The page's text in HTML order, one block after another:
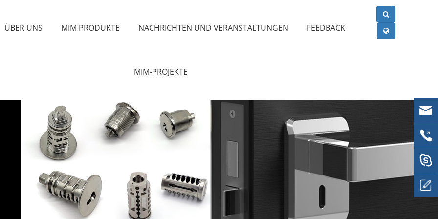
ÜBER UNS MIM PRODUKTE NACHRICHTEN UND VERANSTALTUNGEN FEEDBACK
MIM-PROJEKTE